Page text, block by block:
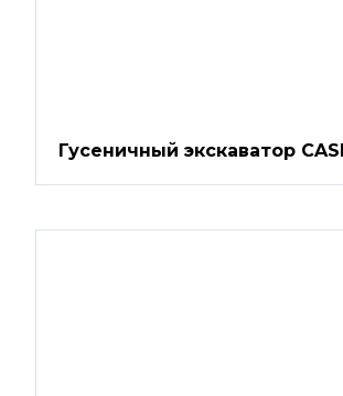
Гусеничный экскаватор